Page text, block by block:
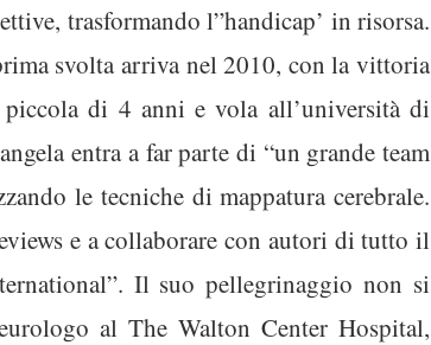
trasformando l”handicap’ in risorsa.
svolta arriva nel 2010, con la vittoria
di 4 anni e vola all’università di
entra a far parte di “un grande team
le tecniche di mappatura cerebrale.
e a collaborare con autori di tutto il
Il suo pellegrinaggio non si
al The Walton Center Hospital,